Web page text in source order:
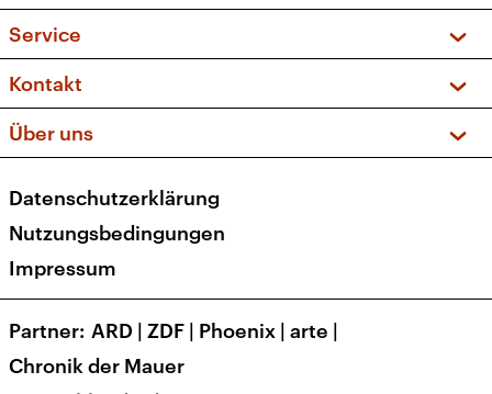
Sendungen und Podcasts
Musikliste
Kakadu – Das Kinderprogramm
Frequenzen (UKW + DAB+)
Service
FAQ
Apps
Newsletter
Veranstaltungen
Kontakt
Social Media
Über uns
Presse
Karriere
Transparenz
Datenschutzerklärung
Nutzungsbedingungen
Impressum
Partner ARD | ZDF | Phoenix | arte |
Chronik der Mauer